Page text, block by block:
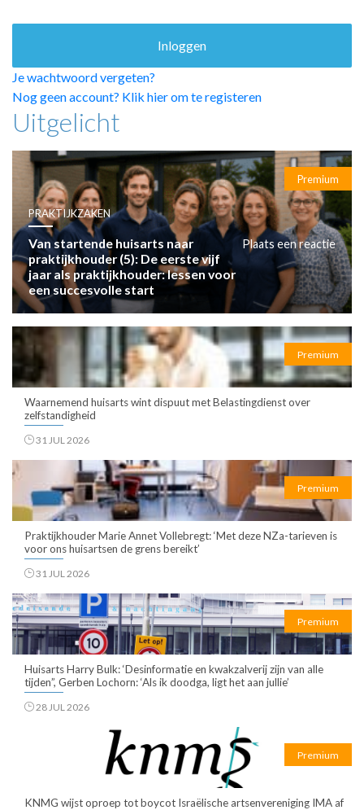
PRAKTIJKZAKEN
TARIEVEN
VPHUISARTSEN
MEDISCHE VAKHANDEL
INLOGGEN
REGISTRATIE
Je wachtwoord vergeten?
Nog geen account? Klik hier om te registeren
Uitgelicht
Premium
PRAKTIJKZAKEN
Van startende huisarts naar
praktijkhouder (5): De eerste vijf
jaar als praktijkhouder: lessen voor
een succesvolle start
Plaats een reactie
Premium
Waarnemend huisarts wint dispuut met Belastingdienst over
zelfstandigheid
31 JUL 2026
Premium
Praktijkhouder Marie Annet Vollebregt: ‘Met deze NZa-tarieven is
voor ons huisartsen de grens bereikt’
31 JUL 2026
Premium
Huisarts Harry Bulk: ‘Desinformatie en kwakzalverij zijn van alle
tijden”, Gerben Lochorn: ‘Als ik doodga, ligt het aan jullie’
28 JUL 2026
Premium
KNMG wijst oproep tot boycot Israëlische artsenvereniging IMA af